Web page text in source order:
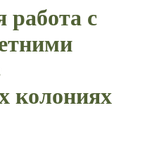
работа с
колониях